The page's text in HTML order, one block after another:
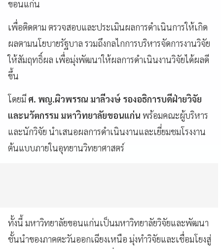
ขอนแก่น
เพื่อติดตาม ตรวจสอบและประเมินผลการดำเนินการให้เกิด
ผลตามนโยบายรัฐบาล รวมถึงกลไกการบริหารจัดการงานวิจัย
ให้สัมฤทธิ์ผล เพื่อมุ่งพัฒนาให้ผลการดำเนินงานวิจัยได้ผลดี
ขึ้น
โดยมี ศ. พญ.ผิวพรรณ มาลีวงษ์ รองอธิการบดีฝ่ายวิจัย
และนวัตกรรม มหาวิทยาลัยขอนแก่น พร้อมคณะผู้บริหาร
และนักวิจัย นำเสนอผลการดำเนินงานและเยี่ยมชมโรงงาน
ต้นแบบภายในอุทยานวิทยาศาสตร์
ทั้งนี้ มหาวิทยาลัยขอนแก่นเป็นมหาวิทยาลัยวิจัยและพัฒนา
ชั้นนำของภาคตะวันออกเฉียงเหนือ มุ่งทำวิจัยและเชื่อมโยงสู่